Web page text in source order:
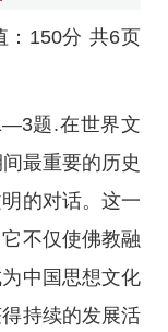
：150分 共6页
题.在世界文
最重要的历史
的对话。这一
不仅使佛教融
中国思想文化
持续的发展活